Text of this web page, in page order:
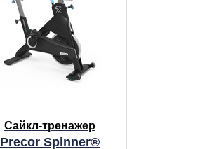
Сайкл-тренажер
Precor Spinner®